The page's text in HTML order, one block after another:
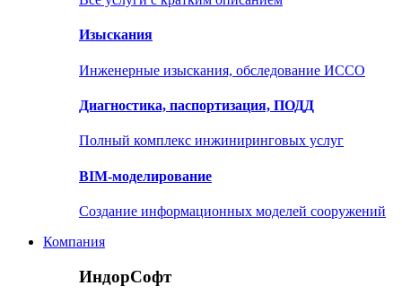
Изыскания
Инженерные изыскания, обследование ИССО
Диагностика, паспортизация, ПОДД
Полный комплекс инжиниринговых услуг
BIM-моделирование
Создание информационных моделей сооружений
Компания
ИндорСофт